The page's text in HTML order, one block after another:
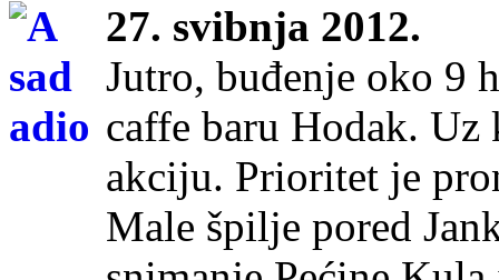
27. svibnja 2012.
Jutro, buđenje oko 9
caffe baru Hodak.
akciju. Prioritet je
Male špilje pored